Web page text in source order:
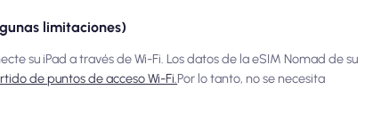
limitaciones)
su iPad a través de Wi-Fi. Los datos de la eSIM Nomad de su
de puntos de acceso Wi-Fi.Por lo tanto, no se necesita